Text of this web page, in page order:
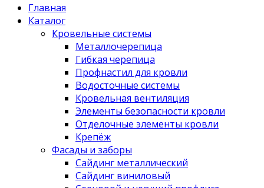
Главная
Каталог
Кровельные системы
Металлочерепица
Гибкая черепица
Профнастил для кровли
Водосточные системы
Кровельная вентиляция
Элементы безопасности кровли
Отделочные элементы кровли
Крепёж
Фасады и заборы
Сайдинг металлический
Сайдинг виниловый